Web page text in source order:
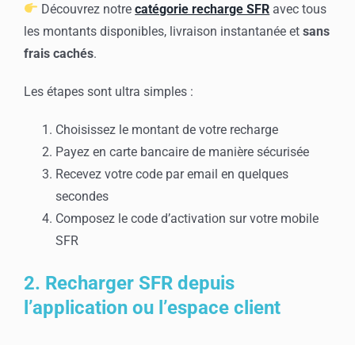
Découvrez notrecatégorie recharge SFR avec tous
les montants disponibles, livraison instantanée et sans
frais cachés.
Les étapes sont ultra simples :
Choisissez le montant de votre recharge
Payez en carte bancaire de manière sécurisée
Recevez votre code par email en quelques
secondes
Composez le code d’activation sur votre mobile
SFR
2. Recharger SFR depuis
l’application ou l’espace client